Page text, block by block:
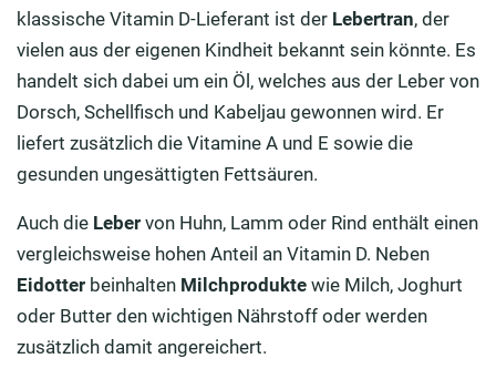
klassische Vitamin D-Lieferant ist der Lebertran, der
vielen aus der eigenen Kindheit bekannt sein könnte. Es
handelt sich dabei um ein Öl, welches aus der Leber von
Dorsch, Schellfisch und Kabeljau gewonnen wird. Er
liefert zusätzlich die Vitamine A und E sowie die
gesunden ungesättigten Fettsäuren.
Auch die Leber von Huhn, Lamm oder Rind enthält einen
vergleichsweise hohen Anteil an Vitamin D. Neben
Eidotter beinhalten Milchprodukte wie Milch, Joghurt
oder Butter den wichtigen Nährstoff oder werden
zusätzlich damit angereichert.